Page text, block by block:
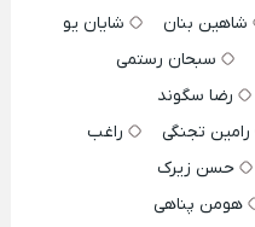
شاهین بنان
شایان یو
سبحان رستمی
رضا سگوند
رامین تجنگی
راغب
حسن زیرک
هومن پناهی